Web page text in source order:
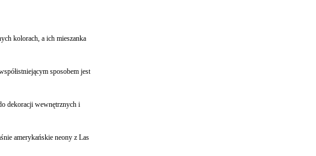
kolorach, a ich mieszanka
sposobem jest
dekoracji wewnętrznych i
amerykańskie neony z Las